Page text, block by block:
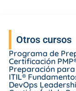
Otros cursos
Programa de
Certificación
Preparación
ITIL®
DevOps